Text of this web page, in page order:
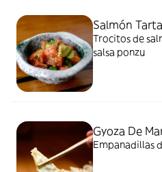
Salmón
Trocitos de
salsa ponzu
Gyoza De
Empanadillas